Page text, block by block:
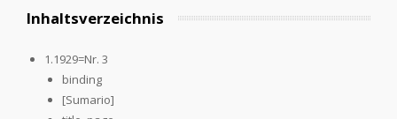
Inhaltsverzeichnis
1.1929=Nr. 3
binding
[Sumario]